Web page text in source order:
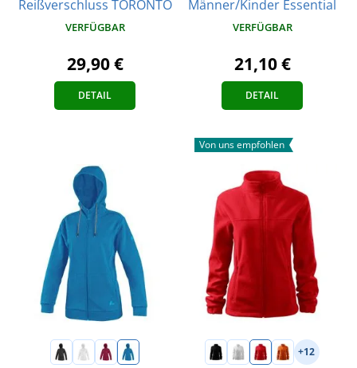
Reißverschluss TORONTO
VERFÜGBAR
29,90 €
DETAIL
Männer/Kinder Essential
VERFÜGBAR
21,10 €
DETAIL
Von uns empfohlen
+12